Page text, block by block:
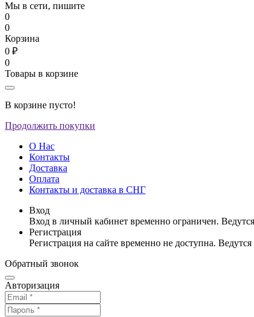
Мы в сети, пишите
0
0
Корзина
0 ₽
0
Товары в корзине
В корзине пусто!
Продолжить покупки
О Нас
Контакты
Доставка
Оплата
Контакты и доставка в СНГ
Вход
Вход в личный кабинет временно ограничен.
Регистрация
Регистрация на сайте временно не доступна.
Обратный звонок
Авторизация